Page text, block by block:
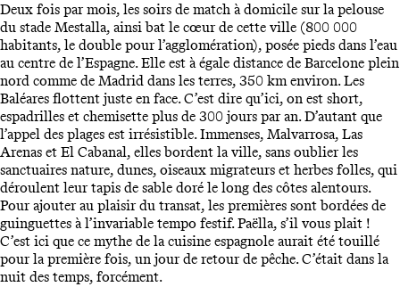
Deux fois par mois, les soirs de match à domicile sur la pelouse
du stade Mestalla, ainsi bat le cœur de cette ville (800 000
habitants, le double pour l’agglomération), posée pieds dans l’eau
au centre de l’Espagne. Elle est à égale distance de Barcelone plein
nord comme de Madrid dans les terres, 350 km environ. Les
Baléares flottent juste en face. C’est dire qu’ici, on est short,
espadrilles et chemisette plus de 300 jours par an. D’autant que
l’appel des plages est irrésistible. Immenses, Malvarrosa, Las
Arenas et El Cabanal, elles bordent la ville, sans oublier les
sanctuaires nature, dunes, oiseaux migrateurs et herbes folles, qui
déroulent leur tapis de sable doré le long des côtes alentours.
Pour ajouter au plaisir du transat, les premières sont bordées de
guinguettes à l’invariable tempo festif. Paëlla, s’il vous plait !
C’est ici que ce mythe de la cuisine espagnole aurait été touillé
pour la première fois, un jour de retour de pêche. C’était dans la
nuit des temps, forcément.